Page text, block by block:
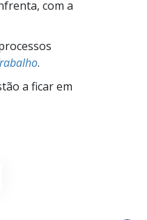
com a
.
a ficar em